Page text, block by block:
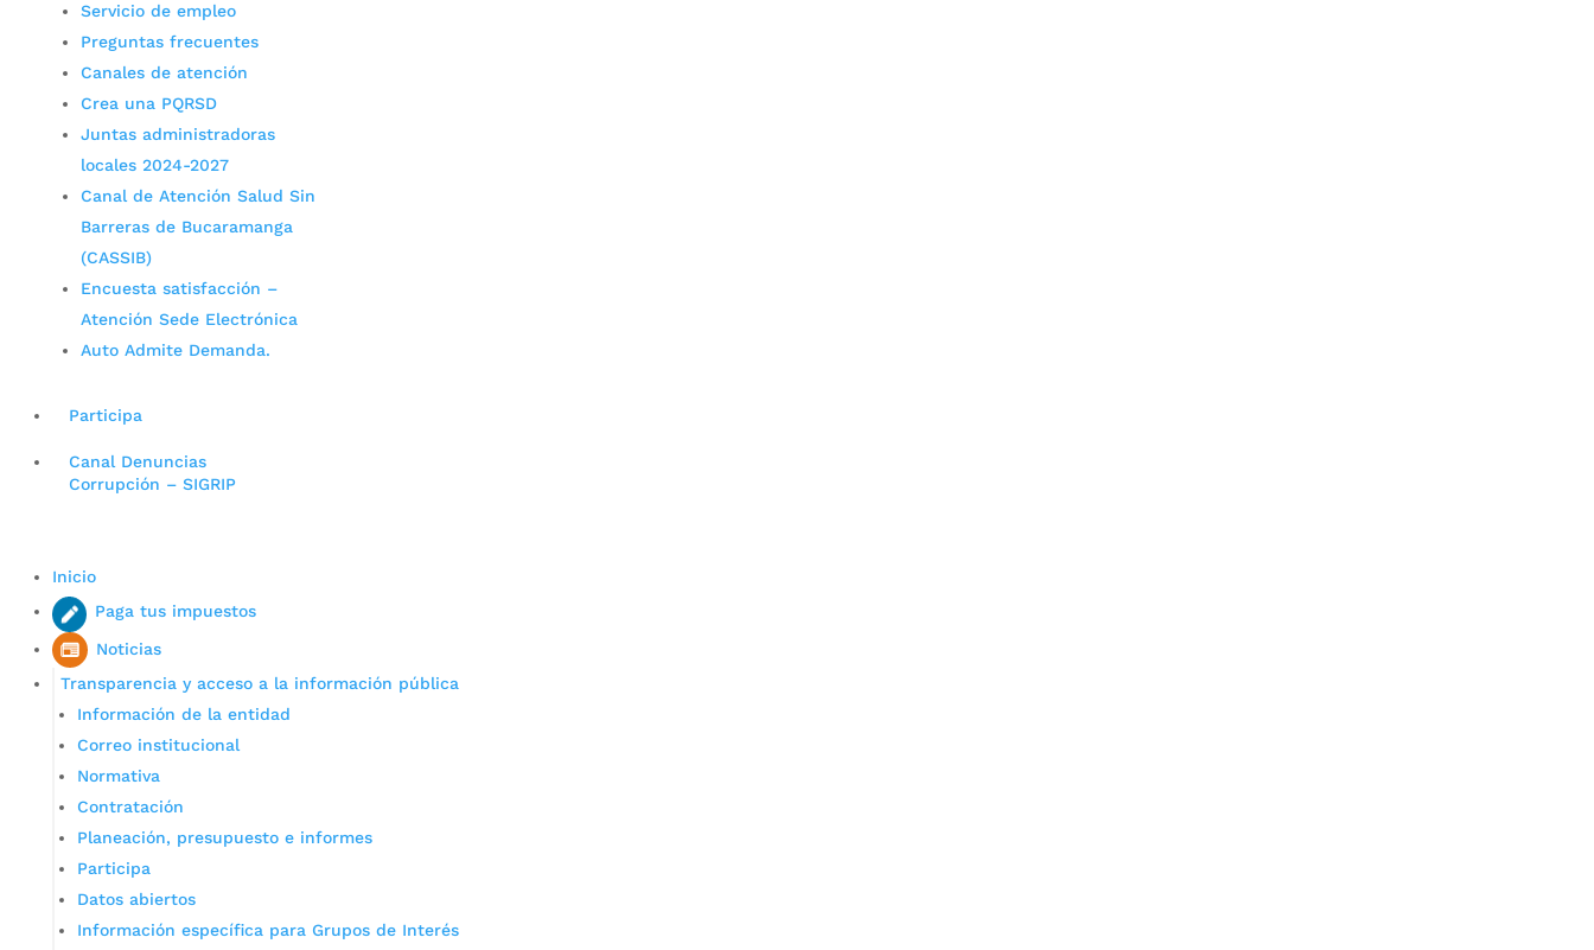
Servicio de empleo
Preguntas frecuentes
Canales de atención
Crea una PQRSD
Juntas administradoras
locales 2024-2027
Canal de Atención Salud Sin
Barreras de Bucaramanga
(CASSIB)
Encuesta satisfacción –
Atención Sede Electrónica
Auto Admite Demanda.
Participa
Canal Denuncias
Corrupción – SIGRIP
Inicio
Paga tus impuestos
Noticias
Transparencia y acceso a la información pública
Información de la entidad
Correo institucional
Normativa
Contratación
Planeación, presupuesto e informes
Participa
Datos abiertos
Información específica para Grupos de Interés